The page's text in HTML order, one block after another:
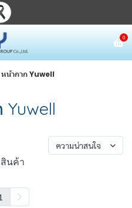
0
หน้ากาก Yuwell
Yuwell
ความน่าสนใจ
นค้า